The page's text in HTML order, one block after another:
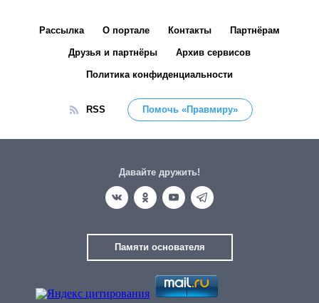
Рассылка О портале Контакты Партнёрам
Друзья и партнёры Архив сервисов
Политика конфиденциальности
RSS Помочь «Правмиру»
Давайте дружить!
Памяти основателя